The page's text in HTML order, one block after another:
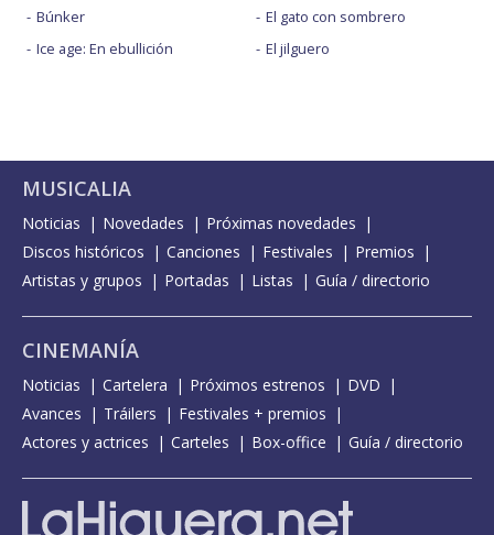
Búnker
Ice age: En ebullición
El gato con sombrero
El jilguero
MUSICALIA
Noticias Novedades
Próximas novedades
Discos históricos
Canciones Festivales
Premios
Artistas y grupos
Portadas Listas Guía / directorio
CINEMANÍA
Noticias Cartelera Próximos estrenos
DVD
Avances
Tráilers
Festivales + premios
Actores y actrices
Carteles Box-office Guía / directorio